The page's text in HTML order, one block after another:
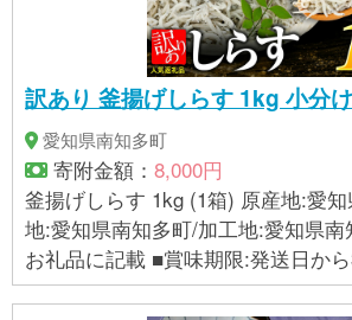
訳あり 釜揚げしらす 1kg 小分
愛知県南知多町
寄附金額： 8,000円
釜揚げしらす 1kg (1箱) 原産地:愛知県南知多町/製造
地:愛知県南知多町/加工地:愛知県南知多町
お礼品に記載 ■賞味期限:発送日